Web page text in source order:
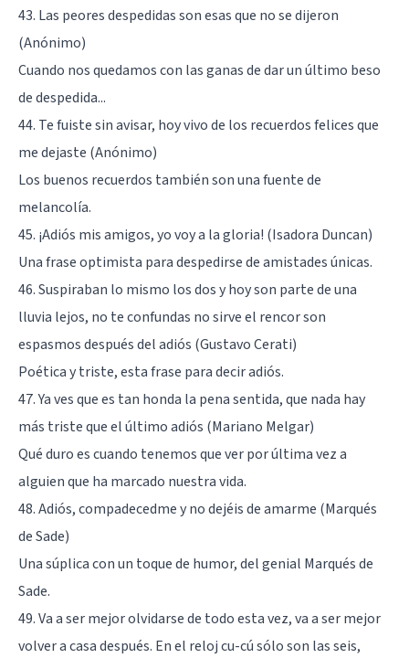
43. Las peores despedidas son esas que no se dijeron
(Anónimo)
Cuando nos quedamos con las ganas de dar un último beso
de despedida...
44. Te fuiste sin avisar, hoy vivo de los recuerdos felices que
me dejaste (Anónimo)
Los buenos recuerdos también son una fuente de
melancolía.
45. ¡Adiós mis amigos, yo voy a la gloria! (Isadora Duncan)
Una frase optimista para despedirse de amistades únicas.
46. Suspiraban lo mismo los dos y hoy son parte de una
lluvia lejos, no te confundas no sirve el rencor son
espasmos después del adiós (Gustavo Cerati)
Poética y triste, esta frase para decir adiós.
47. Ya ves que es tan honda la pena sentida, que nada hay
más triste que el último adiós (Mariano Melgar)
Qué duro es cuando tenemos que ver por última vez a
alguien que ha marcado nuestra vida.
48. Adiós, compadecedme y no dejéis de amarme (Marqués
de Sade)
Una súplica con un toque de humor, del genial Marqués de
Sade.
49. Va a ser mejor olvidarse de todo esta vez, va a ser mejor
volver a casa después. En el reloj cu-cú sólo son las seis,